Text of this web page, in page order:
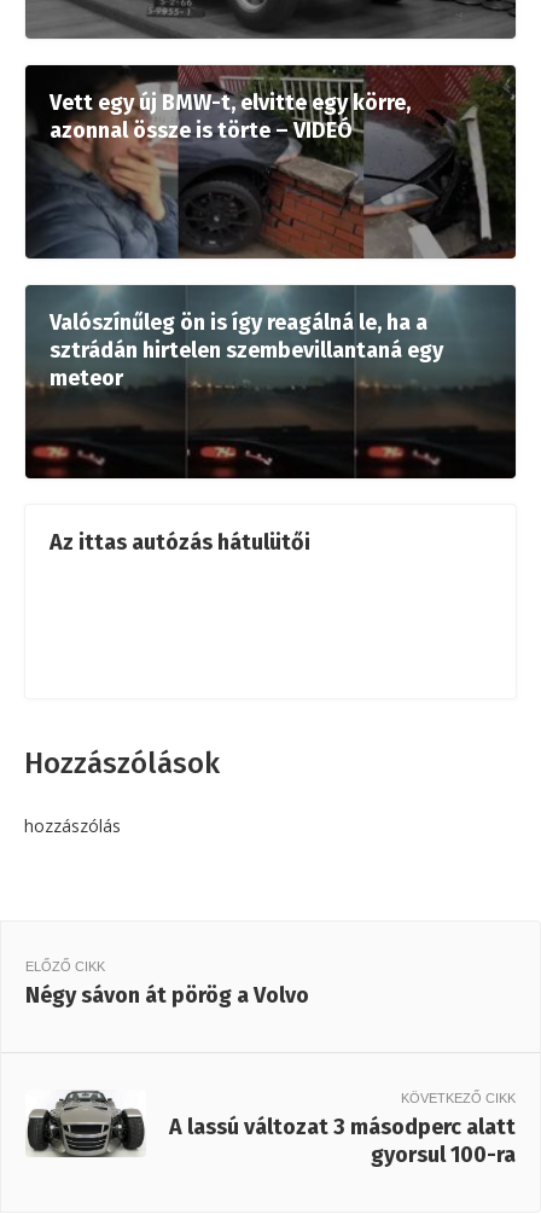
Vett egy új BMW-t, elvitte egy körre,
azonnal össze is törte – VIDEÓ
Valószínűleg ön is így reagálná le, ha a
sztrádán hirtelen szembevillantaná egy
meteor
Az ittas autózás hátulütői
Hozzászólások
hozzászólás
ELŐZŐ CIKK
Négy sávon át pörög a Volvo
KÖVETKEZŐ CIKK
A lassú változat 3 másodperc alatt
gyorsul 100-ra